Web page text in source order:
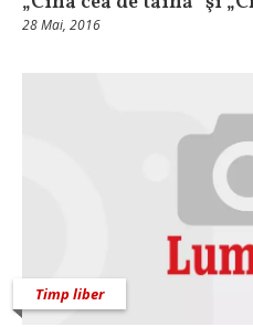
28 Mai, 2016
Timp liber